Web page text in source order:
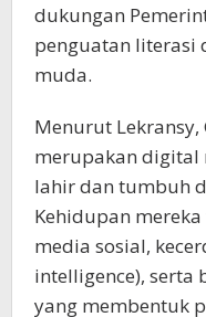
dukungan
penguatan literasi
muda.
Menurut Lekransy,
merupakan digital
lahir dan tumbuh
Kehidupan
media sosial,
intelligence),
yang membentuk